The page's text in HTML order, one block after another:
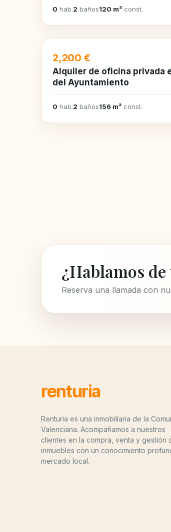
0 hab.2 baños120 m² const.
EN ALQUILER
2,200 €
Alquiler de oficina privada
del Ayuntamiento
0 hab.2 baños156 m² const.
¿Hablamos
Reserva una llamada con
renturia
Renturia es una inmobiliaria de la
Valenciana. Acompañamos a nuestros
clientes en la compra, venta y gestión
inmuebles con un conocimiento
mercado local.